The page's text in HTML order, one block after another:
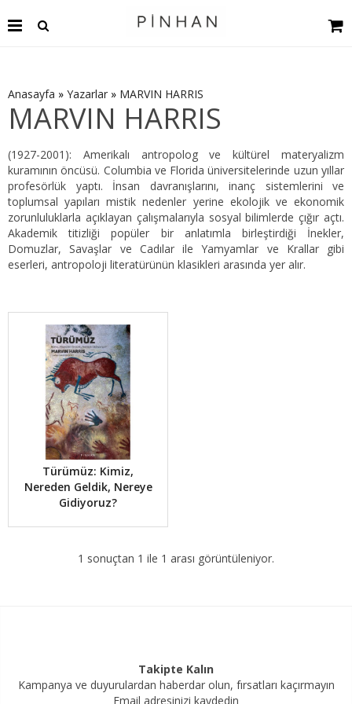
Anasayfa » Yazarlar » MARVIN HARRIS
MARVIN HARRIS
(1927-2001): Amerikalı antropolog ve kültürel materyalizm
kuramının öncüsü. Columbia ve Florida üniversitelerinde uzun yıllar
profesörlük yaptı. İnsan davranışlarını, inanç sistemlerini ve
toplumsal yapıları mistik nedenler yerine ekolojik ve ekonomik
zorunluluklarla açıklayan çalışmalarıyla sosyal bilimlerde çığır açtı.
Akademik titizliği popüler bir anlatımla birleştirdiği İnekler,
Domuzlar, Savaşlar ve Cadılar ile Yamyamlar ve Krallar gibi
eserleri, antropoloji literatürünün klasikleri arasında yer alır.
Türümüz: Kimiz,
Nereden Geldik, Nereye
Gidiyoruz?
1 sonuçtan 1 ile 1 arası görüntüleniyor.
Takipte Kalın
Kampanya ve duyurulardan haberdar olun, fırsatları kaçırmayın
Email adresinizi kaydedin